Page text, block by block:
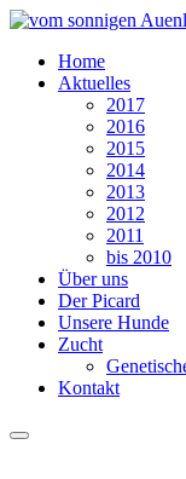
Home
Aktuelles
2017
2016
2015
2014
2013
2012
2011
bis 2010
Über uns
Der Picard
Unsere Hunde
Zucht
Kontakt